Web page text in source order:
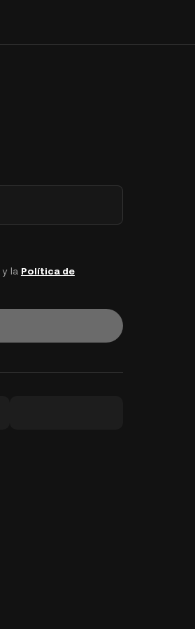
y la Política de